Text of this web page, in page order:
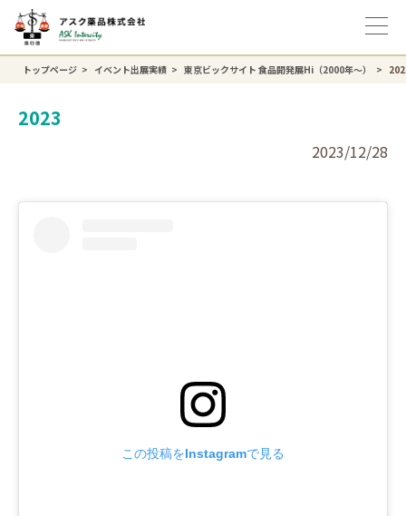
トップページ イベント出展実績 東京ビックサイト ⾷品開発展Hi（2000年〜）
2023
2023/12/28
この投稿をInstagramで見る